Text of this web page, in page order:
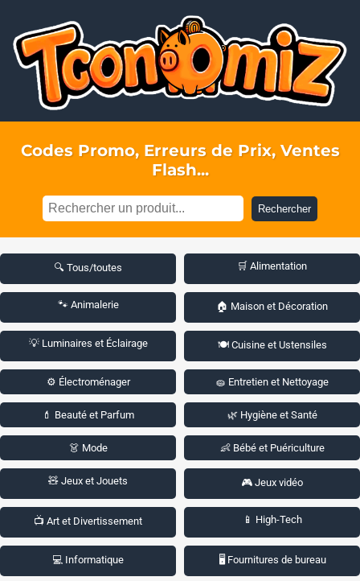
Codes Promo, Erreurs de Prix, Ventes
Flash...
Rechercher
🔍 Tous/toutes 🛒 Alimentation
🐾 Animalerie 🏠 Maison et Décoration
💡 Luminaires et Éclairage 🍽️ Cuisine et Ustensiles
⚙️ Électroménager 🧽 Entretien et Nettoyage
💄 Beauté et Parfum 🌿 Hygiène et Santé
👗 Mode 👶 Bébé et Puériculture
🧸 Jeux et Jouets 🎮 Jeux vidéo
📺 Art et Divertissement 📱 High-Tech
💻 Informatique 🖥️ Fournitures de bureau